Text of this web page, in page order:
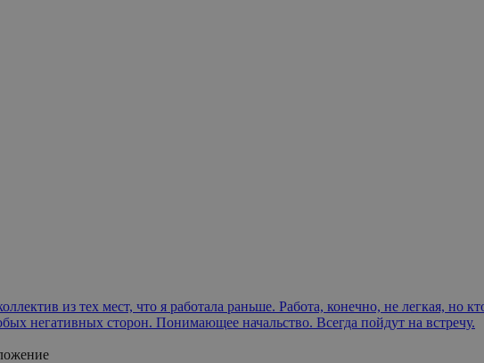
из тех мест, что я работала раньше. Работа, конечно, не легкая, но
негативных сторон. Понимающее начальство. Всегда пойдут на встречу.